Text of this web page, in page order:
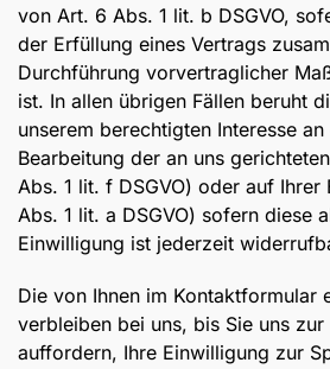
von Art. 6 Abs. 1 lit. b DSGVO,
der Erfüllung eines Vertrags
Durchführung vorvertraglicher
ist. In allen übrigen Fällen beruht
unserem berechtigten Interesse
Bearbeitung der an uns
Abs. 1 lit. f DSGVO) oder auf
Abs. 1 lit. a DSGVO) sofern diese
Einwilligung ist jederzeit
Die von Ihnen im Kontaktformular
verbleiben bei uns, bis Sie uns zur
auffordern, Ihre Einwilligung zur